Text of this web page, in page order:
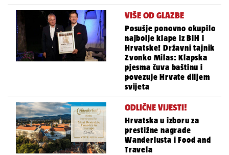
VIŠE OD GLAZBE
Posušje ponovno okupilo
najbolje klape iz BiH i
Hrvatske! Državni tajnik
Zvonko Milas: Klapska
pjesma čuva baštinu i
povezuje Hrvate diljem
svijeta
ODLIČNE VIJESTI!
Hrvatska u izboru za
prestižne nagrade
Wanderlusta i Food and
Travela